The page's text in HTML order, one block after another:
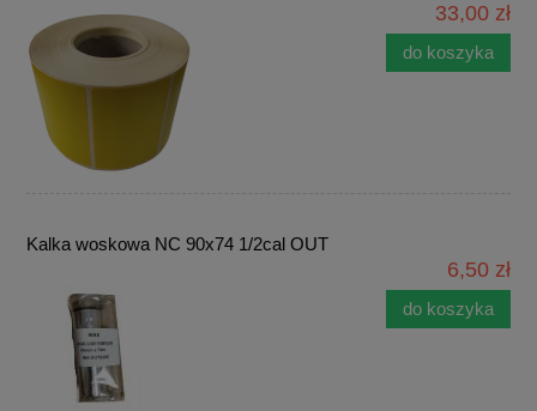
33,00 zł
do koszyka
Kalka woskowa NC 90x74 1/2cal OUT
6,50 zł
do koszyka